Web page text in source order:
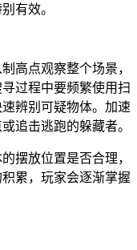
有效。
高点观察整个场景，
过程中要频繁使用扫
辨别可疑物体。加速
追击逃跑的躲藏者。
摆放位置是否合理，
累，玩家会逐渐掌握